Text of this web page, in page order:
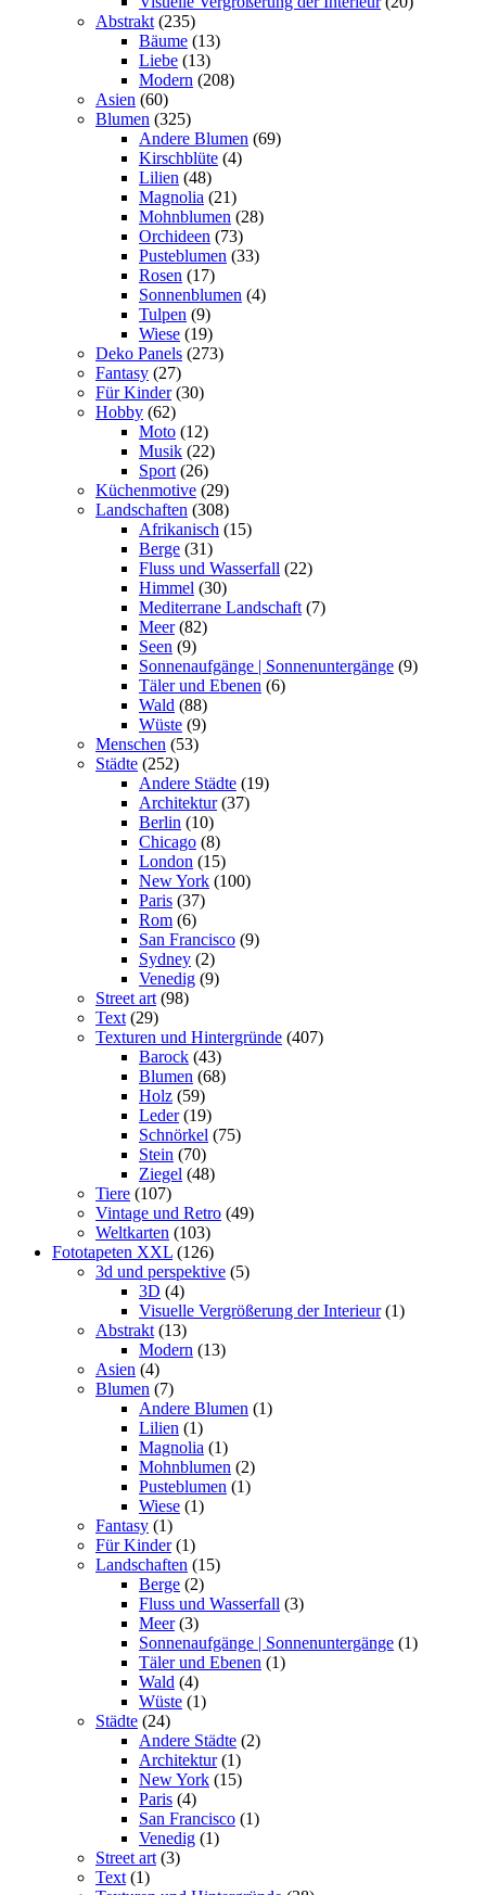
Abstrakt (235)
Bäume (13)
Liebe (13)
Modern (208)
Asien (60)
Blumen (325)
Andere Blumen (69)
Kirschblüte (4)
Lilien (48)
Magnolia (21)
Mohnblumen (28)
Orchideen (73)
Pusteblumen (33)
Rosen (17)
Sonnenblumen (4)
Tulpen (9)
Wiese (19)
Deko Panels (273)
Fantasy (27)
Für Kinder (30)
Hobby (62)
Moto (12)
Musik (22)
Sport (26)
Küchenmotive (29)
Landschaften (308)
Afrikanisch (15)
Berge (31)
Fluss und Wasserfall (22)
Himmel (30)
Mediterrane Landschaft (7)
Meer (82)
Seen (9)
Sonnenaufgänge | Sonnenuntergänge (9)
Täler und Ebenen (6)
Wald (88)
Wüste (9)
Menschen (53)
Städte (252)
Andere Städte (19)
Architektur (37)
Berlin (10)
Chicago (8)
London (15)
New York (100)
Paris (37)
Rom (6)
San Francisco (9)
Sydney (2)
Venedig (9)
Street art (98)
Text (29)
Texturen und Hintergründe (407)
Barock (43)
Blumen (68)
Holz (59)
Leder (19)
Schnörkel (75)
Stein (70)
Ziegel (48)
Tiere (107)
Vintage und Retro (49)
Weltkarten (103)
Fototapeten XXL (126)
3d und perspektive (5)
3D (4)
Visuelle Vergrößerung der Interieur (1)
Abstrakt (13)
Modern (13)
Asien (4)
Blumen (7)
Andere Blumen (1)
Lilien (1)
Magnolia (1)
Mohnblumen (2)
Pusteblumen (1)
Wiese (1)
Fantasy (1)
Für Kinder (1)
Landschaften (15)
Berge (2)
Fluss und Wasserfall (3)
Meer (3)
Sonnenaufgänge | Sonnenuntergänge (1)
Täler und Ebenen (1)
Wald (4)
Wüste (1)
Städte (24)
Andere Städte (2)
Architektur (1)
New York (15)
Paris (4)
San Francisco (1)
Venedig (1)
Street art (3)
Text (1)